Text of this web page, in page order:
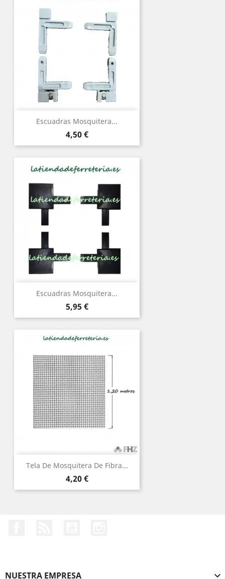
Escuadras Mosquitera...
Precio
4,50 €
Escuadras Mosquitera...
Precio
5,95 €
Tela De Mosquitera De Fibra...
Precio
4,20 €
NUESTRA EMPRESA 